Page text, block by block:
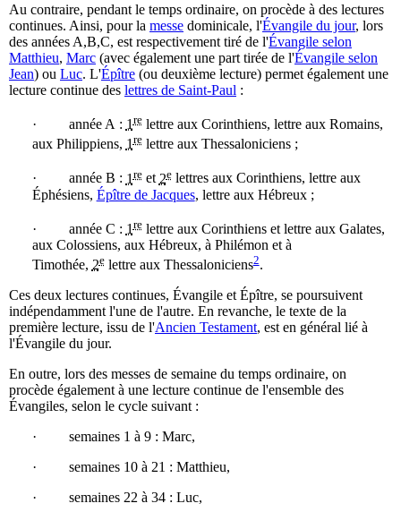
Au contraire, pendant le temps ordinaire, on procède à des lectures
continues. Ainsi, pour la messe dominicale, l'Évangile du jour, lors
des années A,B,C, est respectivement tiré de l'Évangile selon
Matthieu, Marc (avec également une part tirée de l'Évangile selon
Jean) ou Luc. L'Épître (ou deuxième lecture) permet également une
lecture continue des lettres de Saint-Paul :
· année A : 1relettre aux Corinthiens, lettre aux Romains,
aux Philippiens, 1relettre aux Thessaloniciens ;
· année B : 1reet 2elettres aux Corinthiens, lettre aux
Éphésiens, Épître de Jacques, lettre aux Hébreux ;
· année C : 1relettre aux Corinthiens et lettre aux Galates,
aux Colossiens, aux Hébreux, à Philémon et à
Timothée, 2elettre aux Thessaloniciens2.
Ces deux lectures continues, Évangile et Épître, se poursuivent
indépendamment l'une de l'autre. En revanche, le texte de la
première lecture, issu de l'Ancien Testament, est en général lié à
l'Évangile du jour.
En outre, lors des messes de semaine du temps ordinaire, on
procède également à une lecture continue de l'ensemble des
Évangiles, selon le cycle suivant :
· semaines 1 à 9 : Marc,
· semaines 10 à 21 : Matthieu,
· semaines 22 à 34 : Luc,